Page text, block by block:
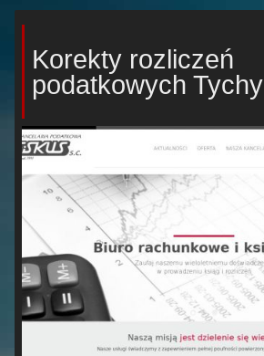
Korekty rozliczeń
podatkowych Tychy